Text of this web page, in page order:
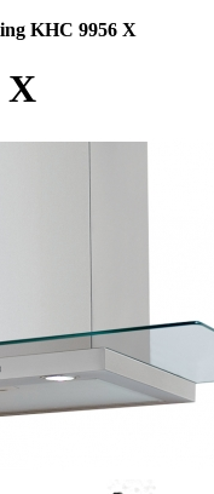
KHC 9956 X
X